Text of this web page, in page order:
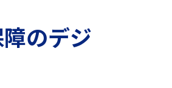
のデジ